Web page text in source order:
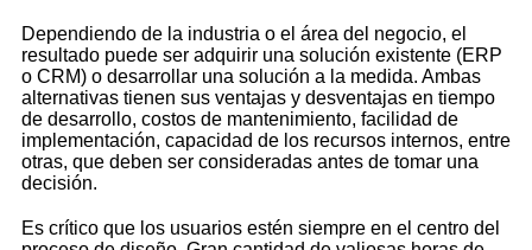
Dependiendo de la industria o el área del negocio, el
resultado puede ser adquirir una solución existente (ERP
o CRM) o desarrollar una solución a la medida. Ambas
alternativas tienen sus ventajas y desventajas en tiempo
de desarrollo, costos de mantenimiento, facilidad de
implementación, capacidad de los recursos internos, entre
otras, que deben ser consideradas antes de tomar una
decisión.
Es crítico que los usuarios estén siempre en el centro del